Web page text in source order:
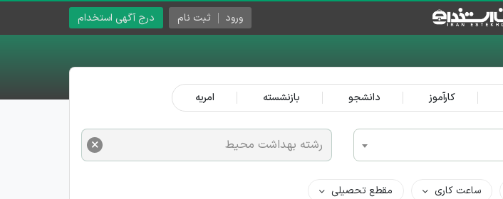
درج آگهی استخدام ورود ثبت نام
کارآموز دانشجو بازنشسته امریه
× رشته بهداشت محیط
ساعت کاری مقطع تحصیلی